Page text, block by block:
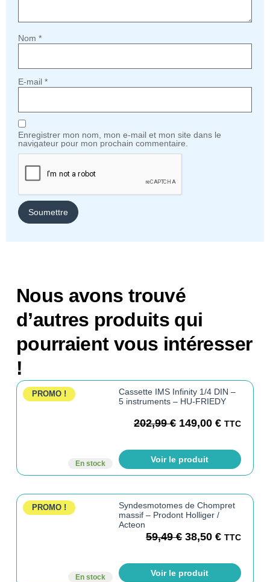
Nom *
E-mail *
Enregistrer mon nom, mon e-mail et mon site dans le
navigateur pour mon prochain commentaire.
Nous avons trouvé
d’autres produits qui
pourraient vous intéresser
!
PROMO !
En stock
Cassette IMS Infinity 1/4 DIN –
5 instruments – HU-FRIEDY
202,99€ 149,00€ TTC
Voir le produit
PROMO !
En stock
Syndesmotomes de Chompret
massif – Prodont Holliger /
Acteon
59,49€ 38,50€ TTC
Voir le produit